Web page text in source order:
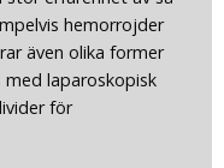
hemorrojder
även olika former
laparoskopisk
för